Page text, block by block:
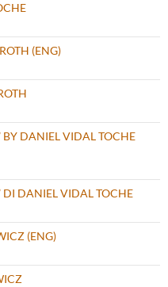
(ENG)
BY DANIEL VIDAL TOCHE
DI DANIEL VIDAL TOCHE
(ENG)